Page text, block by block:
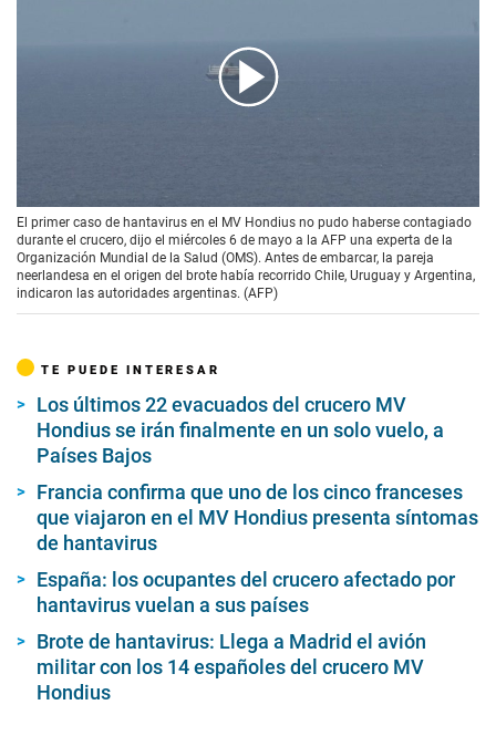
El primer caso de hantavirus en el MV Hondius no pudo haberse contagiado
durante el crucero, dijo el miércoles 6 de mayo a la AFP una experta de la
Organización Mundial de la Salud (OMS). Antes de embarcar, la pareja
neerlandesa en el origen del brote había recorrido Chile, Uruguay y Argentina,
indicaron las autoridades argentinas. (AFP)
TE PUEDE INTERESAR
Los últimos 22 evacuados del crucero MV
Hondius se irán finalmente en un solo vuelo, a
Países Bajos
Francia confirma que uno de los cinco franceses
que viajaron en el MV Hondius presenta síntomas
de hantavirus
España: los ocupantes del crucero afectado por
hantavirus vuelan a sus países
Brote de hantavirus: Llega a Madrid el avión
militar con los 14 españoles del crucero MV
Hondius